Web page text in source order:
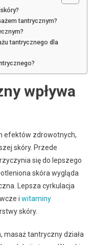
tantrycznym?
tantrycznego dla
wpływa
efektów zdrowotnych,
skóry. Przede
się do lepszego
skóra wygląda
Lepsza cyrkulacja
i witaminy
skóry.
masaż tantryczny działa